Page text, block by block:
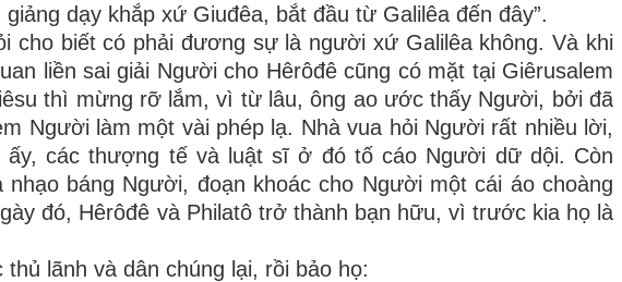
dạy khắp xứ Giuđêa, bắt đầu từ Galilêa đến đây”.
cho biết có phải đương sự là người xứ Galilêa không. Và khi
liền sai giải Người cho Hêrôđê cũng có mặt tại Giêrusalem
thì mừng rỡ lắm, vì từ lâu, ông ao ước thấy Người, bởi đã
Người làm một vài phép lạ. Nhà vua hỏi Người rất nhiều lời,
ấy, các thượng tế và luật sĩ ở đó tố cáo Người dữ dội. Còn
báng Người, đoạn khoác cho Người một cái áo choàng
đó, Hêrôđê và Philatô trở thành bạn hữu, vì trước kia họ là
lãnh và dân chúng lại, rồi bảo họ: